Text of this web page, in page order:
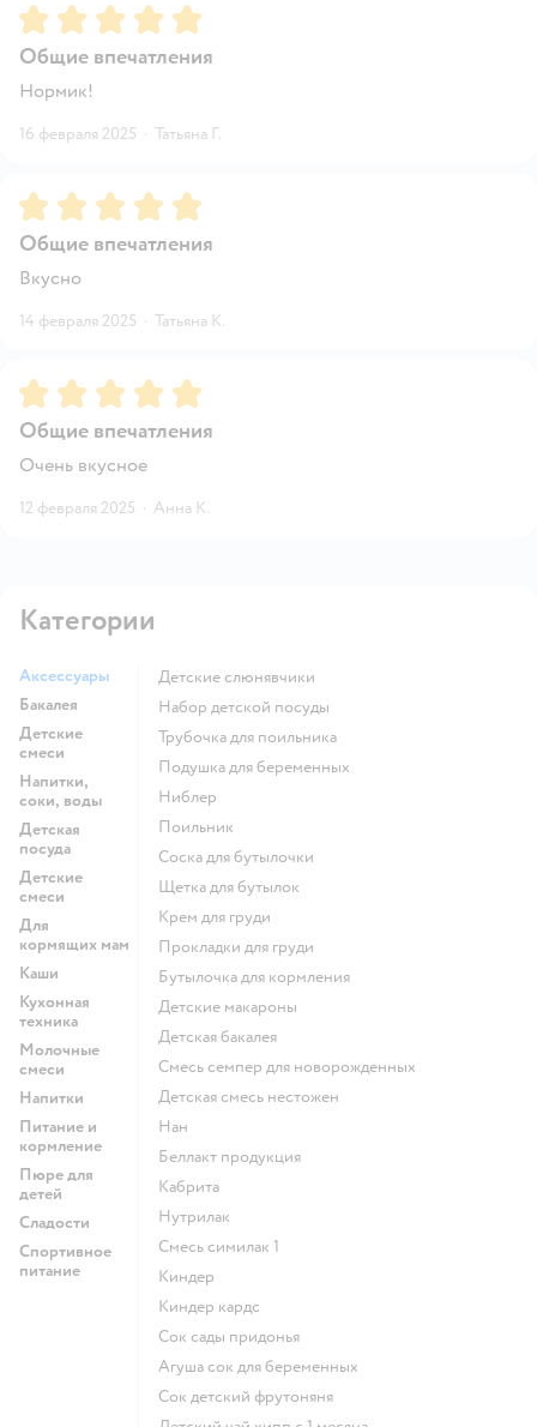
Рейтинг:5
Общие впечатления
Нормик!
16 февраля 2025 · Татьяна Г.
Рейтинг:5
Общие впечатления
Вкусно
14 февраля 2025 · Татьяна К.
Рейтинг:5
Общие впечатления
Очень вкусное
12 февраля 2025 · Анна К.
Категории
Аксессуары
Бакалея
Детские
смеси
Напитки,
соки, воды
Детская
посуда
Детские
смеси
Для
кормящих мам
Каши
Кухонная
техника
Молочные
смеси
Напитки
Питание и
кормление
Пюре для
детей
Сладости
Спортивное
питание
Детские слюнявчики
набор детской посуды
трубочка для поильника
подушка для беременных
ниблер
поильник
соска для бутылочки
щетка для бутылок
крем для груди
прокладки для груди
бутылочка для кормления
детские макароны
детская бакалея
смесь семпер для новорожденных
детская смесь нестожен
нан
беллакт продукция
кабрита
нутрилак
смесь симилак 1
киндер
киндер кардс
сок сады придонья
агуша сок для беременных
сок детский фрутоняня